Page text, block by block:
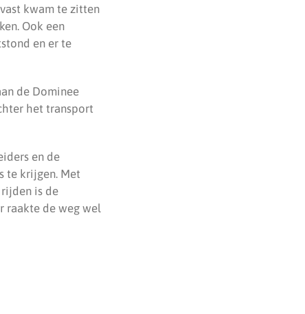
kwam te zitten
Ook een
en er te
de Dominee
het transport
en de
te krijgen. Met
is de
raakte de weg wel